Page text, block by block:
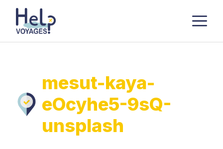
Aller
contenu
mesut-kaya-
eOcyhe5-9sQ-
unsplash